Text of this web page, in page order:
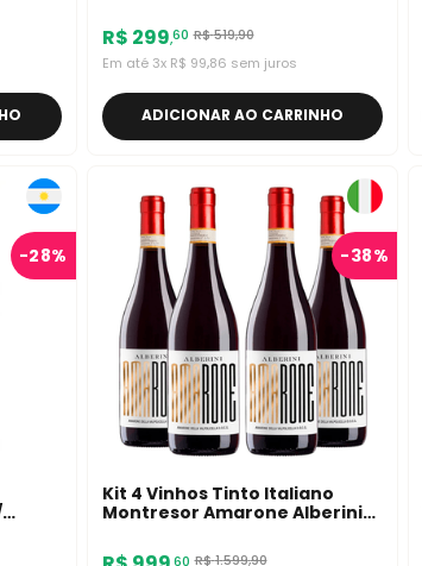
R$ 299,60 R$519,90
Em até 3x R$ 99,86 sem juros
ADICIONAR AO CARRINHO
-28% -38%
Kit 4 Vinhos Tinto Italiano
Montresor Amarone Alberini
60 R$1.599,90